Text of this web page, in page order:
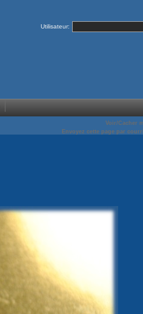
Utilisateur:
Voir/Cacher
Envoyez cette page par